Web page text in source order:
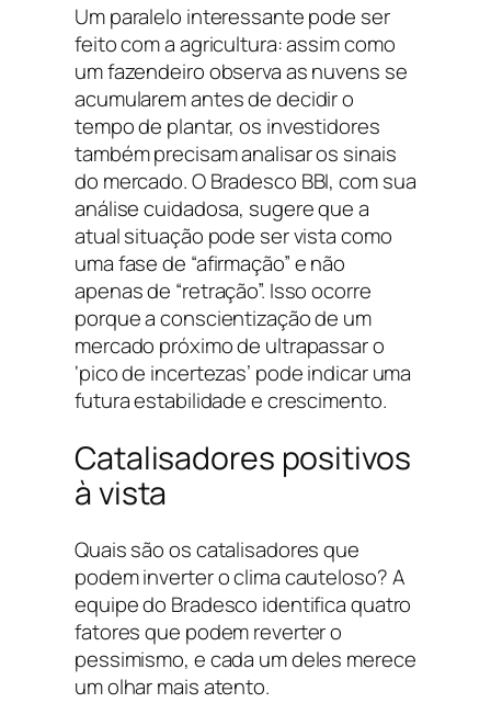
Um paralelo interessante pode ser
feito com a agricultura: assim como
um fazendeiro observa as nuvens se
acumularem antes de decidir o
tempo de plantar, os investidores
também precisam analisar os sinais
do mercado. O Bradesco BBI, com sua
análise cuidadosa, sugere que a
atual situação pode ser vista como
uma fase de “afirmação” e não
apenas de “retração”. Isso ocorre
porque a conscientização de um
mercado próximo de ultrapassar o
‘pico de incertezas’ pode indicar uma
futura estabilidade e crescimento.
Catalisadores positivos
à vista
Quais são os catalisadores que
podem inverter o clima cauteloso? A
equipe do Bradesco identifica quatro
fatores que podem reverter o
pessimismo, e cada um deles merece
um olhar mais atento.